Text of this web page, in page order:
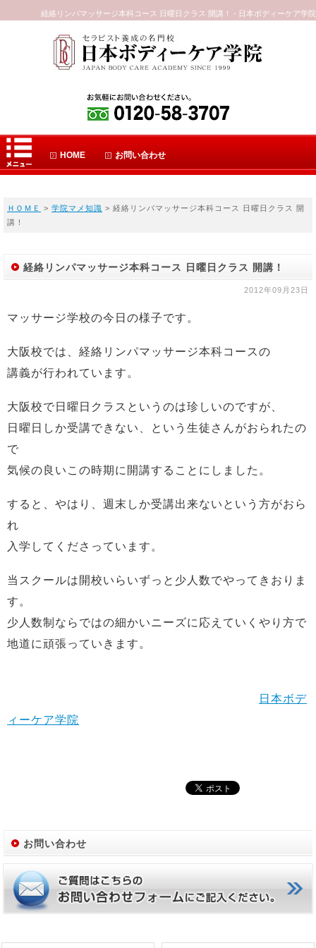
経絡リンパマッサージ本科コース 日曜日クラス 開講！ - 日本ボディーケア学院
HOME お問い合わせ
ＨＯＭＥ > 学院マメ知識 > 経絡リンパマッサージ本科コース 日曜日クラス 開
講！
経絡リンパマッサージ本科コース 日曜日クラス 開講！
2012年09月23日
マッサージ学校の今日の様子です。
大阪校では、経絡リンパマッサージ本科コースの
講義が行われています。
大阪校で日曜日クラスというのは珍しいのですが、
日曜日しか受講できない、という生徒さんがおられたの
で
気候の良いこの時期に開講することにしました。
すると、やはり、週末しか受講出来ないという方がおら
れ
入学してくださっています。
当スクールは開校いらいずっと少人数でやってきおりま
す。
少人数制ならではの細かいニーズに応えていくやり方で
地道に頑張っていきます。
日本ボデ
ィーケア学院
お問い合わせ